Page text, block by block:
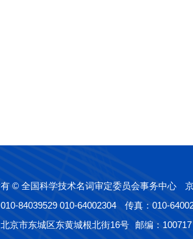
© 全国科学技术名词审定委员会事务中心
84039529 010-64002304
传真：010-
京市东城区东黄城根北街16号
邮编：100717